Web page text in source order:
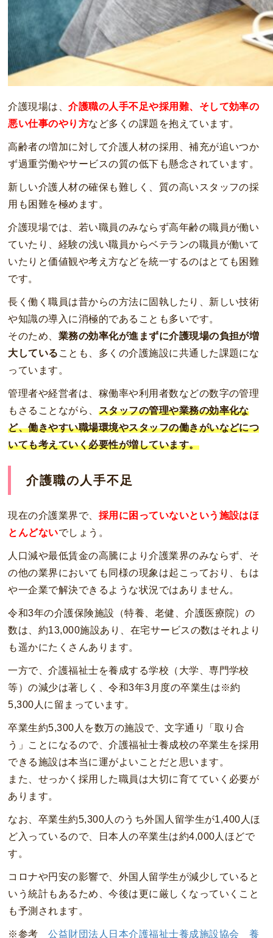
介護現場は、介護職の人手不足や採用難、そして効率の
悪い仕事のやり方など多くの課題を抱えています。
高齢者の増加に対して介護人材の採用、補充が追いつか
ず過重労働やサービスの質の低下も懸念されています。
新しい介護人材の確保も難しく、質の高いスタッフの採
用も困難を極めます。
介護現場では、若い職員のみならず高年齢の職員が働い
ていたり、経験の浅い職員からベテランの職員が働いて
いたりと価値観や考え方などを統一するのはとても困難
です。
長く働く職員は昔からの方法に固執したり、新しい技術
や知識の導入に消極的であることも多いです。
そのため、 業務の効率化が進まずに介護現場の負担が増
大している ことも、多くの介護施設に共通した課題にな
っています。
管理者や経営者は、稼働率や利用者数などの数字の管理
もさることながら、 スタッフの管理や業務の効率化な
ど、働きやすい職場環境やスタッフの働きがいなどにつ
いても考えていく必要性が増しています。
介護職の人手不足
現在の介護業界で、 採用に困っていないという施設はほ
とんどないでしょう。
人口減や最低賃金の高騰により介護業界のみならず、そ
の他の業界においても同様の現象は起こっており、もは
や一企業で解決できるような状況ではありません。
令和3年の介護保険施設（特養、老健、介護医療院）の
数は、約13,000施設あり、在宅サービスの数はそれより
も遥かにたくさんあります。
一方で、介護福祉士を養成する学校（大学、専門学校
等）の減少は著しく、令和3年3月度の卒業生は※約
5,300人に留まっています。
卒業生約5,300人を数万の施設で、文字通り「取り合
う」ことになるので、介護福祉士養成校の卒業生を採用
できる施設は本当に運がよいことだと思います。
また、せっかく採用した職員は大切に育てていく必要が
あります。
なお、卒業生約5,300人のうち外国人留学生が1,400人ほ
ど入っているので、日本人の卒業生は約4,000人ほどで
す。
コロナや円安の影響で、外国人留学生が減少していると
いう統計もあるため、今後は更に厳しくなっていくこと
も予測されます。
※参考公益財団法人日本介護福祉士養成施設協会 養